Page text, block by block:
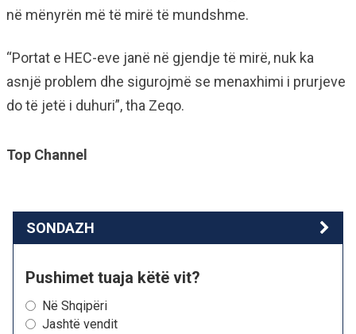
në mënyrën më të mirë të mundshme.
“Portat e HEC-eve janë në gjendje të mirë, nuk ka
asnjë problem dhe sigurojmë se menaxhimi i prurjeve
do të jetë i duhuri”, tha Zeqo.
Top Channel
SONDAZH
Pushimet tuaja këtë vit?
Në Shqipëri
Jashtë vendit